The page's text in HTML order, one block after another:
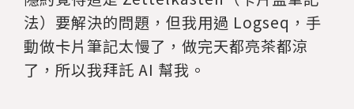
法）要解決的問題，但我用過 Logseq，手
動做卡片筆記太慢了，做完天都亮茶都涼
了，所以我拜託 AI 幫我。